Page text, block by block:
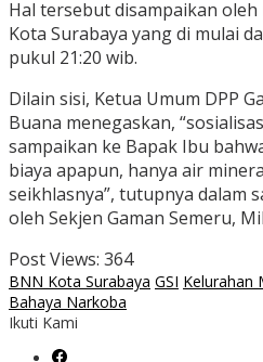
Hal tersebut disampaikan
Kota Surabaya yang di mulai
pukul 21:20 wib.
Dilain sisi, Ketua Umum DPP
Buana menegaskan,
sampaikan ke Bapak Ibu
biaya apapun, hanya air
seikhlasnya”, tutupnya dalam
oleh Sekjen Gaman Semeru,
Post Views: 364
BNN Kota Surabaya GSI Kelurahan
Bahaya Narkoba
Ikuti Kami